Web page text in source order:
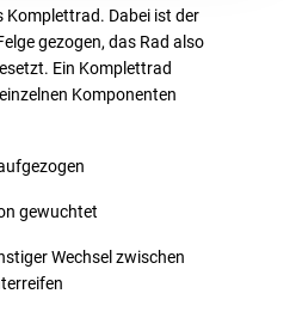
Dabei ist der
gezogen, das Rad also
Ein Komplettrad
Komponenten
gewuchtet
Wechsel zwischen